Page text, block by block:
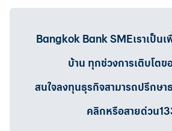
Bangkok Bank SMEเราเป็น
บ้าน ทุกช่วงการเติบโตข
สนใจลงทุนธุรกิจสามารถปรึกษา
คลิกหรือสายด่วน